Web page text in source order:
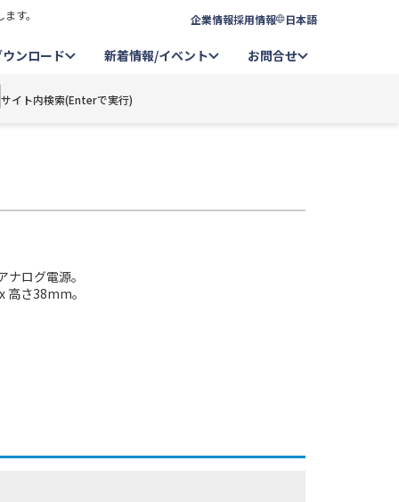
す。 企業情報採用情報 日本語
ウンロード 新着情報/イベント お問合せ
サイト内検索(Enterで実行)
ログ電源。
さ38mm。